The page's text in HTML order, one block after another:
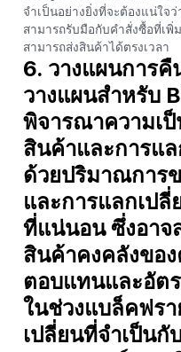
จำเป็นอย่างยิ่งที่จะต้องแน่ใจ
สามารถรับมือกับคำสั่งซื้อที่เพิ่
สามารถส่งสินค้าได้ตรงเวลา
6. วางแผนการคื
วางแผนสำหรับ
พิจารณาความเ
สินค้าและการแ
ด้วยปริมาณการ
และการแลกเปลี่
ที่แน่นอน ซึ่งอาจ
สินค้าคงคลังขอ
ตอบแทนและอัต
ในช่วงแบล็คฟรา
เปลี่ยนที่จำเป็น